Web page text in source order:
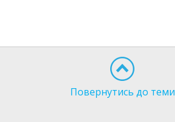
Повернутись до теми